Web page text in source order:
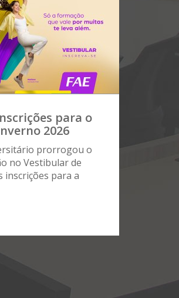
para o
2026
prorrogou o
no Vestibular de
inscrições para a